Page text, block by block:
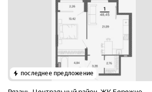
последнее предложение